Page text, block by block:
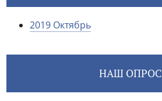
2019 Октябрь
НАШ ОПРОС